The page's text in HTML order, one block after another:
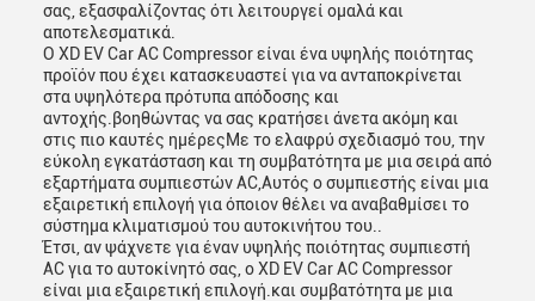
σας, εξασφαλίζοντας ότι λειτουργεί ομαλά και
αποτελεσματικά.
Ο XD EV Car AC Compressor είναι ένα υψηλής ποιότητας
προϊόν που έχει κατασκευαστεί για να ανταποκρίνεται
στα υψηλότερα πρότυπα απόδοσης και
αντοχής.βοηθώντας να σας κρατήσει άνετα ακόμη και
στις πιο καυτές ημέρεςΜε το ελαφρύ σχεδιασμό του, την
εύκολη εγκατάσταση και τη συμβατότητα με μια σειρά από
εξαρτήματα συμπιεστών AC,Αυτός ο συμπιεστής είναι μια
εξαιρετική επιλογή για όποιον θέλει να αναβαθμίσει το
σύστημα κλιματισμού του αυτοκινήτου του..
Έτσι, αν ψάχνετε για έναν υψηλής ποιότητας συμπιεστή
AC για το αυτοκίνητό σας, ο XD EV Car AC Compressor
είναι μια εξαιρετική επιλογή.και συμβατότητα με μια